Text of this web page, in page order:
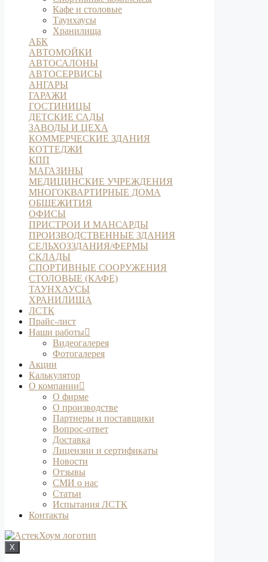
Кафе и столовые
Таунхаусы
Хранилища
АБК
АВТОМОЙКИ
АВТОСАЛОНЫ
АВТОСЕРВИСЫ
АНГАРЫ
ГАРАЖИ
ГОСТИНИЦЫ
ДЕТСКИЕ САДЫ
ЗАВОДЫ И ЦЕХА
КОММЕРЧЕСКИЕ ЗДАНИЯ
КОТТЕДЖИ
КПП
МАГАЗИНЫ
МЕДИЦИНСКИЕ УЧРЕЖДЕНИЯ
МНОГОКВАРТИРНЫЕ ДОМА
ОБЩЕЖИТИЯ
ОФИСЫ
ПРИСТРОИ И МАНСАРДЫ
ПРОИЗВОДСТВЕННЫЕ ЗДАНИЯ
СЕЛЬХОЗЗДАНИЯ/ФЕРМЫ
СКЛАДЫ
СПОРТИВНЫЕ СООРУЖЕНИЯ
СТОЛОВЫЕ (КАФЕ)
ТАУНХАУСЫ
ХРАНИЛИЩА
ЛСТК
Прайс-лист
Наши работы
Видеогалерея
Фотогалерея
Акции
Калькулятор
О компании
О фирме
О производстве
Партнеры и поставщики
Вопрос-ответ
Доставка
Лицензии и сертификаты
Новости
Отзывы
СМИ о нас
Статьи
Испытания ЛСТК
Контакты
X